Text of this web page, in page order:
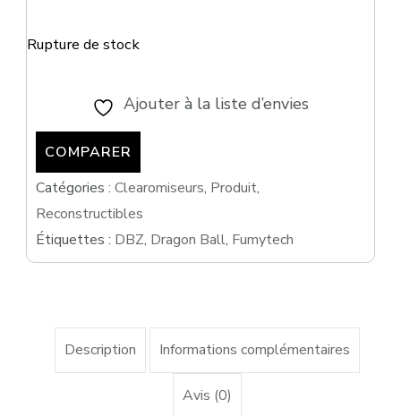
Rupture de stock
Ajouter à la liste d’envies
COMPARER
Catégories : Clearomiseurs, Produit,
Reconstructibles
Étiquettes : DBZ, Dragon Ball, Fumytech
Description Informations complémentaires
Avis (0)